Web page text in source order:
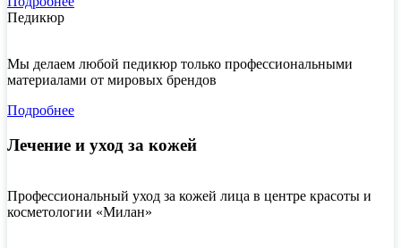
Педикюр
Мы делаем любой педикюр только профессиональными
материалами от мировых брендов
Подробнее
Лечение и уход за кожей
Профессиональный уход за кожей лица в центре красоты и
косметологии «Милан»